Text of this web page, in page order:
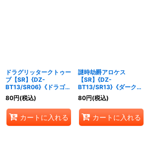
ドラグリッタークトゥー
ブ【SR】{DZ-
BT13/SR06}《ドラゴン
エンパイア》
80円(税込)
カートに入れる
謎時劫爵アロケス
【SR】{DZ-
BT13/SR13}《ダークス
テイツ》
80円(税込)
カートに入れる